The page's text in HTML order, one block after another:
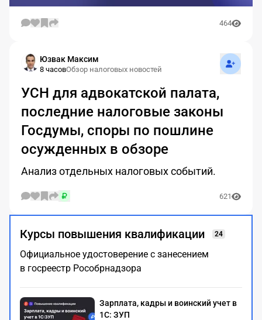
464
Юзвак Максим
8 часовОбзор налоговых новостей
УСН для адвокатской палата,
последние налоговые законы
Госдумы, споры по пошлине
осужденных в обзоре
Анализ отдельных налоговых событий.
621
Курсы повышения квалификации 24
Официальное удостоверение с занесением
в госреестр Рособрнадзора
Зарплата, кадры и воинский учет в
1С: ЗУП